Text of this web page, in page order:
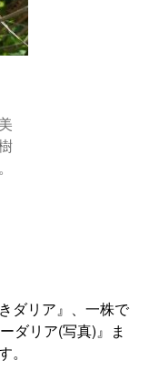
ダリア』、一株で
ダリア(写真)』ま